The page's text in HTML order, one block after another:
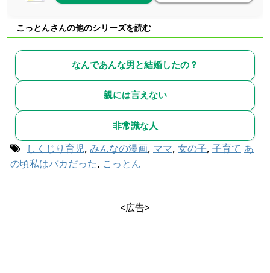
こっとんさんの他のシリーズを読む
なんであんな男と結婚したの？
親には言えない
非常識な人
しくじり育児, みんなの漫画, ママ, 女の子, 子育て あ
の頃私はバカだった, こっとん
<広告>